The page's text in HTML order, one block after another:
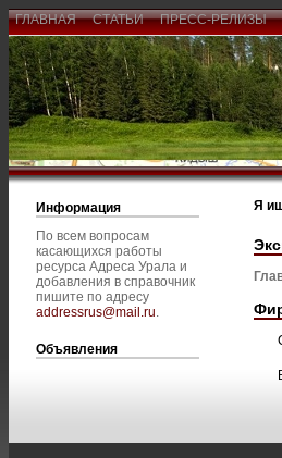
ГЛАВНАЯ СТАТЬИ ПРЕСС-РЕЛИЗЫ
Информация
По всем вопросам
касающихся работы
ресурса Адреса Урала и
добавления в справочник
пишите по адресу
addressrus@mail.ru.
Объявления
Я